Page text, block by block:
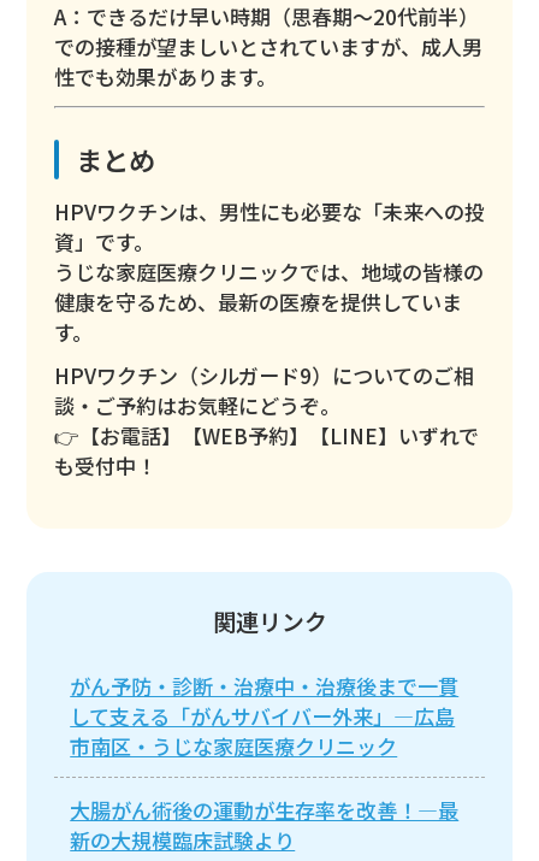
A：できるだけ早い時期（思春期〜20代前半）
での接種が望ましいとされていますが、成人男
性でも効果があります。
まとめ
HPVワクチンは、男性にも必要な「未来への投
資」です。
うじな家庭医療クリニックでは、地域の皆様の
健康を守るため、最新の医療を提供していま
す。
HPVワクチン（シルガード9）についてのご相
談・ご予約はお気軽にどうぞ。
👉【お電話】【WEB予約】【LINE】いずれで
も受付中！
関連リンク
がん予防・診断・治療中・治療後まで一貫
して支える「がんサバイバー外来」―広島
市南区・うじな家庭医療クリニック
大腸がん術後の運動が生存率を改善！―最
新の大規模臨床試験より